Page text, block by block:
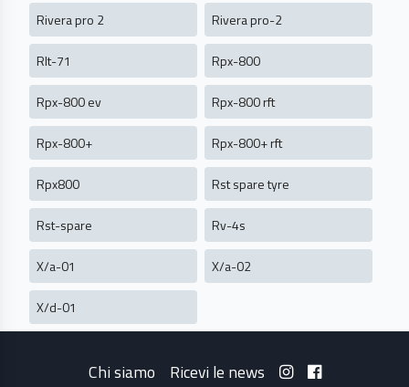
Rivera pro 2 Rivera pro-2
Rlt-71 Rpx-800
Rpx-800 ev Rpx-800 rft
Rpx-800+ Rpx-800+ rft
Rpx800 Rst spare tyre
Rst-spare Rv-4s
X/a-01 X/a-02
X/d-01
Chi siamo Ricevi le news